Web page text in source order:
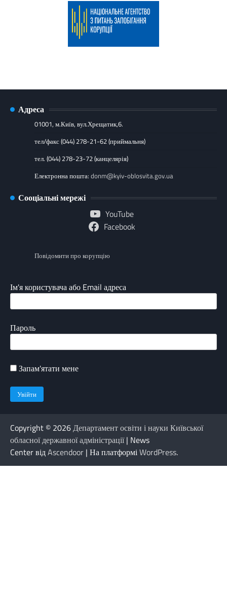
Адреса
01001, м.Київ, вул.Хрещатик,6.
тел/факс (044) 278-21-62 (приймальня)
тел. (044) 278-23-72 (канцелярія)
Електронна пошта: donm@kyiv-oblosvita.gov.ua
Сооціальні мережі
YouTube
Facebook
Повідомити про корупцію
Ім'я користувача або Email адреса
Пароль
Запам'ятати мене
Copyright © 2026Департамент освіти і науки Київської
обласної державної адміністрації| News
Center відAscendoor | На платформіWordPress.